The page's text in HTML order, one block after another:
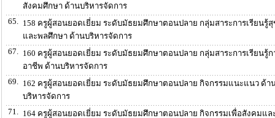
สังคมศึกษา ด้านบริหารจัดการ
65.
158 ครูผู้สอนยอดเยี่ยม ระดับมัธยมศึกษาตอนปลาย กลุ่มสาระการเรียนรู้
และพลศึกษา ด้านบริหารจัดการ
67.
160 ครูผู้สอนยอดเยี่ยม ระดับมัธยมศึกษาตอนปลาย กลุ่มสาระการเรียนรู้ก
อาชีพ ด้านบริหารจัดการ
69.
162 ครูผู้สอนยอดเยี่ยม ระดับมัธยมศึกษาตอนปลาย กิจกรรมแนะแนว ด้า
บริหารจัดการ
71.
164 ครูผู้สอนยอดเยี่ยม ระดับมัธยมศึกษาตอนปลาย กิจกรรมเพื่อสังคมแล